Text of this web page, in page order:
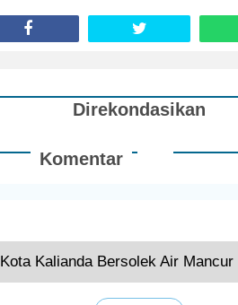
Direkondasikan
Komentar
Kota Kalianda Bersolek Air Mancur
Terkini